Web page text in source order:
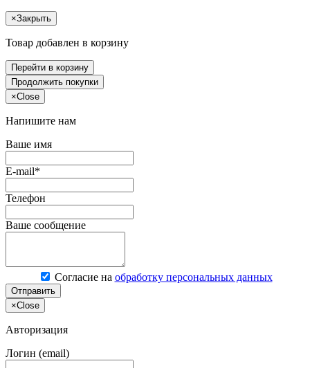
×Закрыть
Товар добавлен в корзину
Перейти в корзину
Продолжить покупки
×Close
Напишите нам
Ваше имя
E-mail*
Телефон
Ваше сообщение
Согласие на обработку персональных данных
Отправить
×Close
Авторизация
Логин (email)